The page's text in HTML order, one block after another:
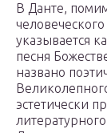
В Данте,
указывается
песня
названо
эстетически